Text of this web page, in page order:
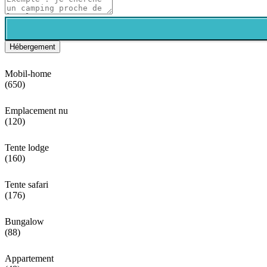
Hébergement
Mobil-home
(650)
Emplacement nu
(120)
Tente lodge
(160)
Tente safari
(176)
Bungalow
(88)
Appartement